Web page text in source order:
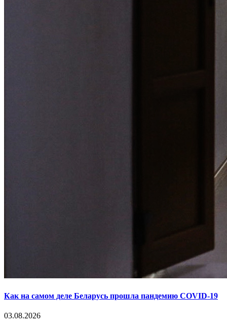
Как на самом деле Беларусь прошла пандемию COVID-19
03.08.2026